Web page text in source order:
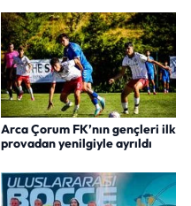
Arca Çorum FK’nın gençleri ilk
provadan yenilgiyle ayrıldı